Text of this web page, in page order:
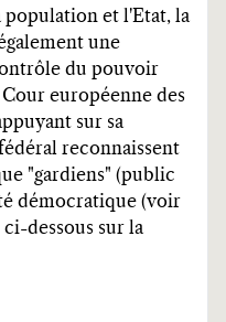
et l'Etat, la
une
du pouvoir
européenne des
sur sa
reconnaissent
"gardiens" (public
démocratique (voir
dessous sur la